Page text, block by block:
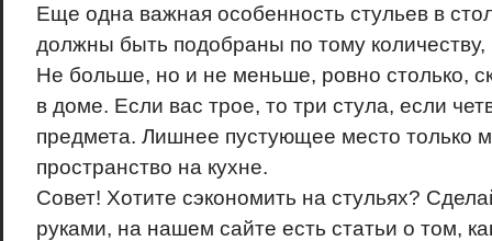
Еще одна важная особенность стульев в
должны быть подобраны по тому
Не больше, но и не меньше, ровно столько,
в доме. Если вас трое, то три стула, если
предмета. Лишнее пустующее место только
пространство на кухне.
Совет! Хотите сэкономить на стульях?
руками, на нашем сайте есть статьи о том,